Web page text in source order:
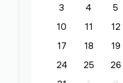
3
4 5
10
11 12
17
18 19
24
25 26